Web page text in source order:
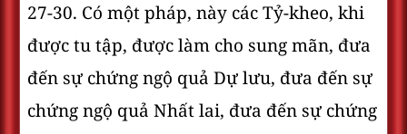
27-30. Có một pháp, này các Tỷ-kheo, khi
được tu tập, được làm cho sung mãn, đưa
đến sự chứng ngộ quả Dự lưu, đưa đến sự
chứng ngộ quả Nhất lai, đưa đến sự chứng